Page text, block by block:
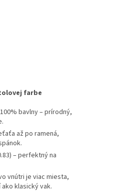
farbe
bavlny – prírodný,
až po ramená,
– perfektný na
vnútri je viac miesta,
klasický vak.